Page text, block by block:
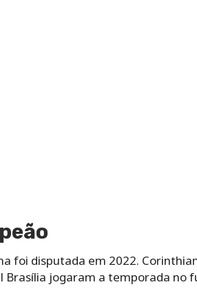
foi disputada em 2022.
Brasília jogaram a temporada no